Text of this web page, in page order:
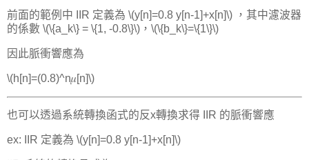
前面的範例中 IIR 定義為 \(y[n]=0.8 y[n-1]+x[n]\) ，其中濾波器
的係數 \(\{a_k\} = \{1, -0.8\}\)，\(\{b_k\}=\{1\}\)
因此脈衝響應為
\(h[n]=(0.8)^n𝜇[n]\)
也可以透過系統轉換函式的反x轉換求得 IIR 的脈衝響應
ex: IIR 定義為 \(y[n]=0.8 y[n-1]+x[n]\)